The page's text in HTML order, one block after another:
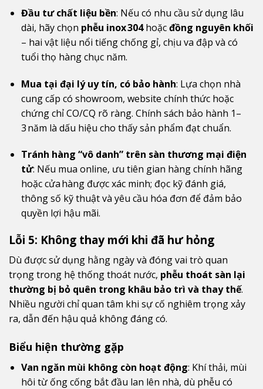
Đầu tư chất liệu bền: Nếu có nhu cầu sử dụng lâu
dài, hãy chọn phễu inox 304hoặcđồng nguyên khối
– hai vật liệu nổi tiếng chống gỉ, chịu va đập và có
tuổi thọ hàng chục năm.
Mua tại đại lý uy tín, có bảo hành: Lựa chọn nhà
cung cấp có showroom, website chính thức hoặc
chứng chỉ CO/CQ rõ ràng. Chính sách bảo hành 1–
3 năm là dấu hiệu cho thấy sản phẩm đạt chuẩn.
Tránh hàng “vô danh” trên sàn thương mại điện
tử: Nếu mua online, ưu tiên gian hàng chính hãng
hoặc cửa hàng được xác minh; đọc kỹ đánh giá,
thông số kỹ thuật và yêu cầu hóa đơn để đảm bảo
quyền lợi hậu mãi.
Lỗi 5: Không thay mới khi đã hư hỏng
Dù được sử dụng hằng ngày và đóng vai trò quan
trọng trong hệ thống thoát nước, phễu thoát sàn lại
thường bị bỏ quên trong khâu bảo trì và thay thế.
Nhiều người chỉ quan tâm khi sự cố nghiêm trọng xảy
ra, dẫn đến hậu quả không đáng có.
Biểu hiện thường gặp
Van ngăn mùi không còn hoạt động: Khí thải, mùi
hôi từ ống cống bắt đầu lan lên nhà, dù phễu có